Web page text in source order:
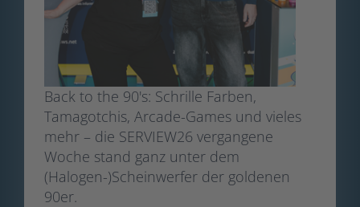
Back to the 90's: Schrille Farben,
Tamagotchis, Arcade-Games und vieles
mehr – die SERVIEW26 vergangene
Woche stand ganz unter dem
(Halogen-)Scheinwerfer der goldenen
90er.